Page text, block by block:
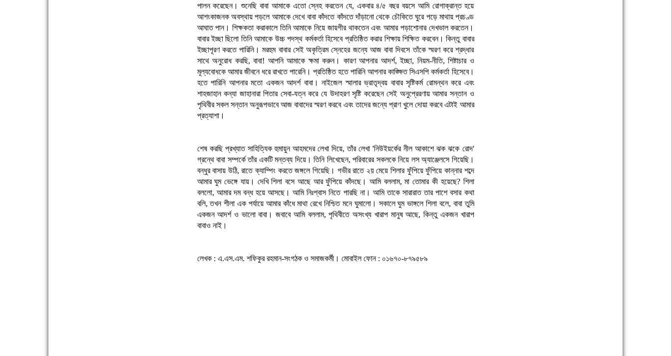
পালন করেছেন। শুনেছি বাবা আমাকে এতো স্নেহ করতেন যে, একবার ৪/৫ বছর বয়সে আমি রোগাক্রান্ত হয়ে
আশংকাজনক অবস্থায় পড়লে আমাকে দেখে বাবা কাঁদতে কাঁদতে দাঁড়ানো থেকে চৌকিতে ঘুরে পড়ে মাথায় প্রচণ্ড
আঘাত পান। শিক্ষকতা করাকালে তিনি আমাকে নিয়ে জায়গীর থাকতেন এবং আমার পড়াশোনার দেখভাল করতেন।
বাবার ইচ্ছা ছিলো তিনি আমাকে উচ্চ পদস্থ কর্মকর্তা হিসেবে প্রতিষ্ঠিত করার শিক্ষায় শিক্ষিত করবেন। কিন্তু বাবার
ইচ্ছাপূরণ করতে পারিনি। মরহুম বাবার সেই অকৃত্রিম স্নেহের জন্যে আজ বাবা দিবসে তাঁকে স্মরণ করে শ্রদ্ধার
সাথে অনুরোধ করছি, বাবা! আপনি আমাকে ক্ষমা করুন। কারণ আপনার আদর্শ, ইচ্ছা, নিয়ম-নীতি, শিষ্টাচার ও
মূল্যবোধকে আমার জীবনে ধরে রাখতে পারেনি। প্রতিষ্ঠিত হতে পারিনি আপনার কাঙ্ক্ষিত সিএসপি কর্মকর্তা হিসেবে।
হতে পারিনি আপনার মতো একজন আদর্শ বাবা। নাইজেল স্মালার ভ্রাতৃদ্বয় বাবার সৃষ্টিকর্ম রোমন্থন করে এবং
শাহজাহান কন্যা জাহানারা পিতার সেবা-যত্ন করে যে উদাহরণ সৃষ্টি করেছেন সেই অনুপ্রেরণায় আমার সন্তান ও
পৃথিবীর সকল সন্তান অনুরূপভাবে আজ বাবাদের স্মরণ করবে এবং তাদের জন্যে প্রাণ খুলে দোয়া করবে এটাই আমার
প্রত্যাশা।
শেষ করছি প্রখ্যাত সাহিত্যিক হুমায়ুন আহমদের লেখা দিয়ে, তাঁর লেখা 'নিউইয়র্কের নীল আকাশে ঝক ঝকে রোদ'
গ্রন্থে বাবা সম্পর্কে তাঁর একটি মন্তব্য দিয়ে। তিনি লিখেছেন, পরিবারের সকলকে নিয়ে লস অ্যাঞ্জেলসে গিয়েছি।
বন্ধুর বাসায় উঠি, রাতে ক্যাম্পিং করতে জঙ্গলে গিয়েছি। গভীর রাতে ২য় মেয়ে শিলার ফুঁপিয়ে ফুঁপিয়ে কান্নার শব্দে
আমার ঘুম ভেঙ্গে যায়। দেখি শিলা বসে আছে আর ফুঁপিয়ে কাঁদছে। আমি বললাম, মা তোমার কী হয়েছে? শিলা
বললো, আমার দম বন্ধ হয়ে আসছে। আমি নিঃশ্বাস নিতে পারছি না। আমি তাকে সারারাত তার পাশে বসার কথা
বলি, তখন শীলা এক পর্যায়ে আমার কাঁধে মাথা রেখে নিশ্চিত মনে ঘুমালো। সকালে ঘুম ভাঙ্গলে শিলা বলে, বাবা তুমি
একজন আদর্শ ও ভালো বাবা। জবাবে আমি বললাম, পৃথিবীতে অসংখ্য খারাপ মানুষ আছে, কিন্তু একজন খারাপ
বাবাও নাই।
লেখক : এ.এস.এম. শফিকুর রহমান-সংগঠক ও সমাজকর্মী। মোবাইল ফোন : ০১৬৭০-৮৭৯৫৮৯